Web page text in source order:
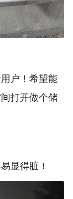
户！希望能
打开做个储
显得脏！